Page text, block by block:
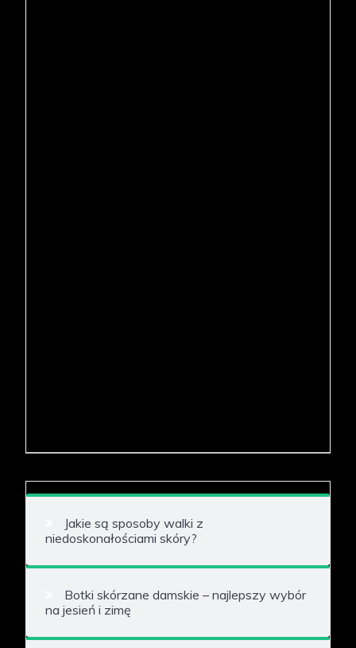
Jakie są sposoby walki z
niedoskonałościami skóry?
Botki skórzane damskie – najlepszy wybór
na jesień i zimę